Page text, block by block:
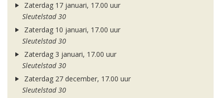
Zaterdag 17 januari, 17.00 uur
Sleutelstad 30
Zaterdag 10 januari, 17.00 uur
Sleutelstad 30
Zaterdag 3 januari, 17.00 uur
Sleutelstad 30
Zaterdag 27 december, 17.00 uur
Sleutelstad 30